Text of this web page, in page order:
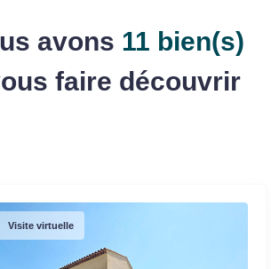
avons 11 bien(s)
faire découvrir
Visite virtuelle